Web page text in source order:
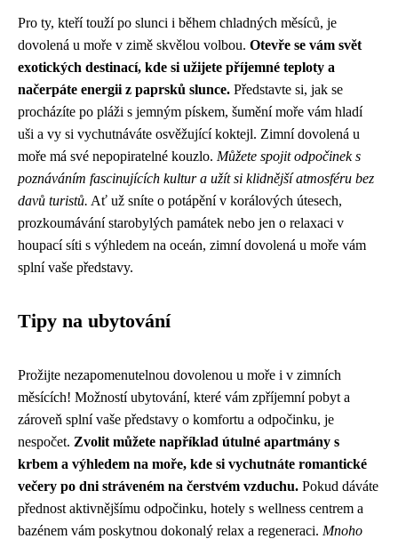
Pro ty, kteří touží po slunci i během chladných měsíců, je
dovolená u moře v zimě skvělou volbou. Otevře se vám svět
exotických destinací, kde si užijete příjemné teploty a
načerpáte energii z paprsků slunce. Představte si, jak se
procházíte po pláži s jemným pískem, šumění moře vám hladí
uši a vy si vychutnáváte osvěžující koktejl. Zimní dovolená u
moře má své nepopiratelné kouzlo. Můžete spojit odpočinek s
poznáváním fascinujících kultur a užít si klidnější atmosféru bez
davů turistů. Ať už sníte o potápění v korálových útesech,
prozkoumávání starobylých památek nebo jen o relaxaci v
houpací síti s výhledem na oceán, zimní dovolená u moře vám
splní vaše představy.
Tipy na ubytování
Prožijte nezapomenutelnou dovolenou u moře i v zimních
měsících! Možností ubytování, které vám zpříjemní pobyt a
zároveň splní vaše představy o komfortu a odpočinku, je
nespočet. Zvolit můžete například útulné apartmány s
krbem a výhledem na moře, kde si vychutnáte romantické
večery po dni stráveném na čerstvém vzduchu. Pokud dáváte
přednost aktivnějšímu odpočinku, hotely s wellness centrem a
bazénem vám poskytnou dokonalý relax a regeneraci. Mnoho